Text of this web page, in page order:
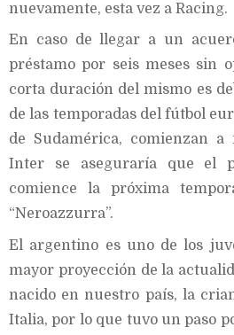
nuevamente, esta vez a Racing.
En caso de llegar a un
préstamo por seis meses sin
corta duración del mismo es
de las temporadas del fútbol
de Sudamérica, comienzan
Inter se aseguraría que el
comience la próxima
“Neroazzurra”.
El argentino es uno de los
mayor proyección de la
nacido en nuestro país, la
Italia, por lo que tuvo un paso